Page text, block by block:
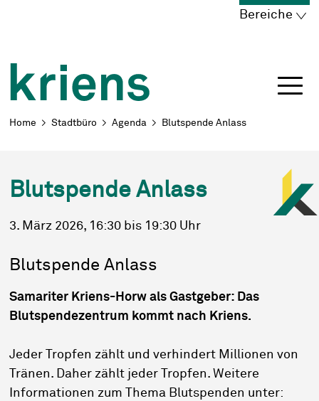
Navigieren in Kriens
Bereiche
Breadcrumb
Home Stadtbüro Agenda Blutspende Anlass
Blutspende Anlass
3. März 2026, 16:30 bis 19:30 Uhr
Blutspende Anlass
Samariter Kriens-Horw als Gastgeber: Das
Blutspendezentrum kommt nach Kriens.
Jeder Tropfen zählt und verhindert Millionen von
Tränen. Daher zählt jeder Tropfen. Weitere
Informationen zum Thema Blutspenden unter: